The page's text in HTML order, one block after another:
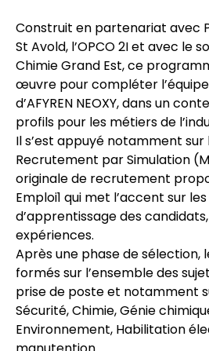
Construit en partenariat avec
St Avold, l’OPCO 2I et avec le
Chimie Grand Est, ce
œuvre pour compléter
d’AFYREN NEOXY, dans un
profils pour les métiers de
Il s’est appuyé notamment
Recrutement par Simulation
originale de recrutement
Emploi1 qui met l’accent sur
d’apprentissage des
expériences.
Après une phase de sélection,
formés sur l’ensemble des
prise de poste et notamment
Sécurité, Chimie, Génie
Environnement, Habilitation